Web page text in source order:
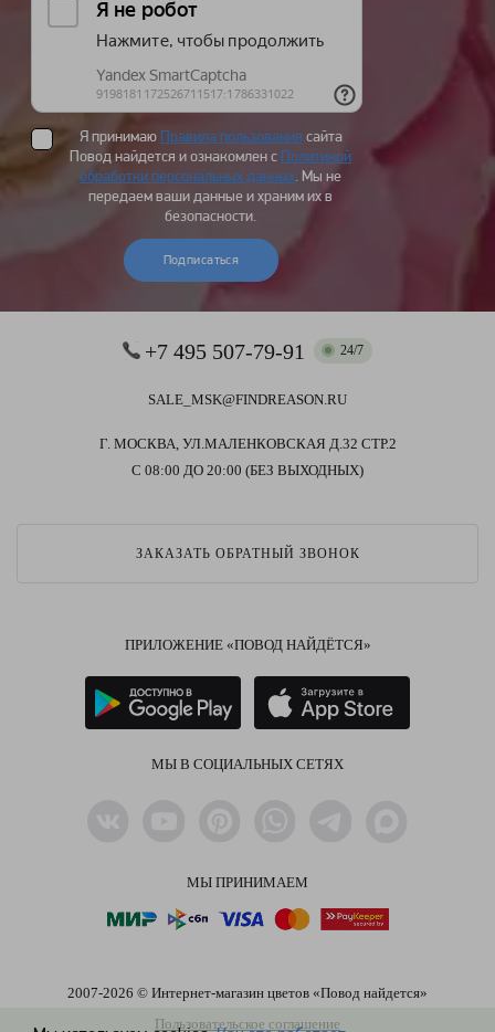
Я принимаю Правила пользования сайта
Повод найдется и ознакомлен с Политикой
обработки персональных данных. Мы не
передаем ваши данные и храним их в
безопасности.
Подписаться
+7 495 507-79-91 24/7
SALE_MSK@FINDREASON.RU
Г. МОСКВА, УЛ.МАЛЕНКОВСКАЯ Д.32 СТР.2
С 08:00 ДО 20:00 (БЕЗ ВЫХОДНЫХ)
ЗАКАЗАТЬ ОБРАТНЫЙ ЗВОНОК
ПРИЛОЖЕНИЕ «ПОВОД НАЙДЁТСЯ»
МЫ В СОЦИАЛЬНЫХ СЕТЯХ
МЫ ПРИНИМАЕМ
2007-2026 © Интернет-магазин цветов «Повод найдется»
Пользовательское соглашение